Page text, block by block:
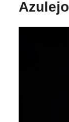
Azulejo